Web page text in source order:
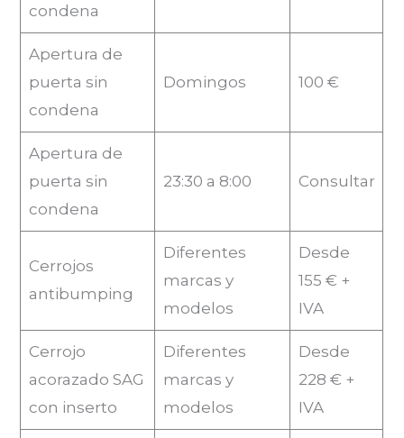
condena
Apertura de
puerta sin
condena
Domingos 100 €
Apertura de
puerta sin
condena
23:30 a 8:00 Consultar
Cerrojos
antibumping
Diferentes
marcas y
modelos
Desde
155 € +
IVA
Cerrojo
acorazado SAG
con inserto
Diferentes
marcas y
modelos
Desde
228 € +
IVA